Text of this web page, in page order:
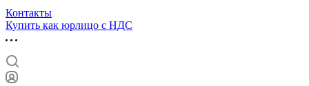
Контакты
Купить как юрлицо с НДС